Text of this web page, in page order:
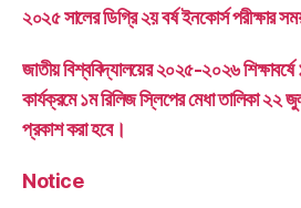
২০২৫ সালের ডিগ্রি ২য় বর্ষ ইনকোর্স পরীক্ষার
জাতীয় বিশ্ববিদ্যালয়ের ২০২৫-২০২৬
কার্যক্রমে ১ম রিলিজ স্লিপের মেধা তালিকা ২২
প্রকাশ করা হবে।
Notice